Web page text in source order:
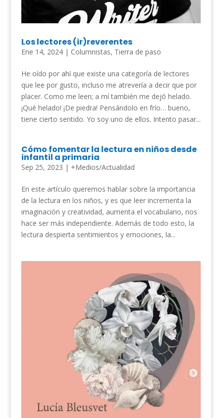
Los lectores (ir)reverentes
Ene 14, 2024| Columnistas, Tierra de paso
He oído por ahí que existe una categoría de lectores
que lee por gusto, incluso me atrevería a decir que por
placer. Como me leen; a mí también me dejó helado.
¡Qué helado! ¡De piedra! Pensándolo en frío… bueno,
tiene cierto sentido. Yo soy uno de ellos. Intento pasar...
Cómo fomentar la lectura en niños desde
infantil a primaria
Sep 25, 2023 | +Medios/Actualidad
En este artículo queremos hablar sobre la importancia
de la lectura en los niños, y es que leer incrementa la
imaginación y creatividad, aumenta el vocabulario, nos
hace ser más independiente. Además de todo esto, la
lectura despierta sentimientos y emociones, la...